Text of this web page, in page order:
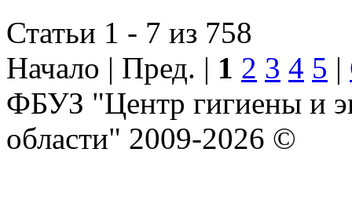
Статьи 1 - 7 из 758
Начало | Пред. | 1 2 3 4 5 |
ФБУЗ "Центр гигиены и
области" 2009-2026 ©